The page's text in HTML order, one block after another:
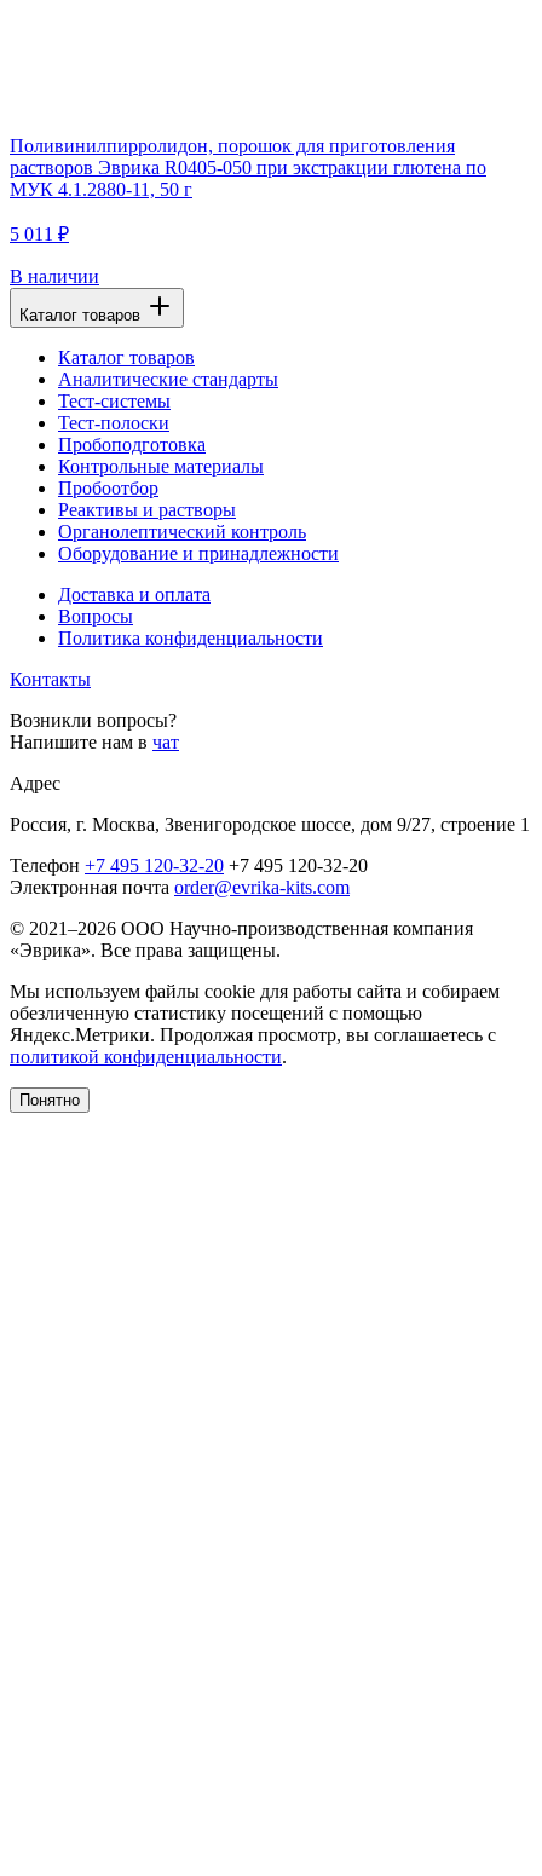
Поливинилпирролидон, порошок для приготовления
растворов Эврика R0405-050 при экстракции глютена по
МУК 4.1.2880-11, 50 г
5 011 ₽
В наличии
Каталог товаров
Каталог товаров
Аналитические стандарты
Тест-системы
Тест-полоски
Пробоподготовка
Контрольные материалы
Пробоотбор
Реактивы и растворы
Органолептический контроль
Оборудование и принадлежности
Доставка и оплата
Вопросы
Политика конфиденциальности
Контакты
Возникли вопросы?
Напишите нам в чат
Адрес
Россия, г. Москва, Звенигородское шоссе, дом 9/27, строение 1
Телефон +7 495 120-32-20 +7 495 120-32-20
Электронная почта order@evrika-kits.com
© 2021–2026 ООО Научно-производственная компания
«Эврика». Все права защищены.
Мы используем файлы cookie для работы сайта и собираем
обезличенную статистику посещений с помощью
Яндекс.Метрики. Продолжая просмотр, вы соглашаетесь с
политикой конфиденциальности.
Понятно